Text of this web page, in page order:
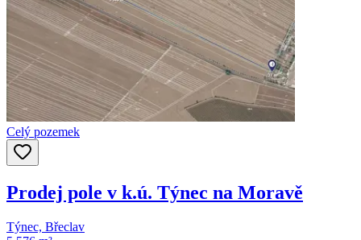
Celý pozemek
Prodej pole v k.ú. Týnec na Moravě
Týnec, Břeclav